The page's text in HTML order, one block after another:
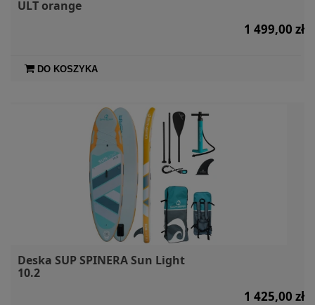
ULT orange
1 499,00 zł
DO KOSZYKA
Deska SUP SPINERA Sun Light
10.2
1 425,00 zł